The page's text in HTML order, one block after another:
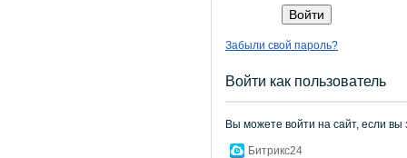
Забыли свой пароль?
Войти как пользователь
Вы можете войти на сайт, если вы
Битрикс24